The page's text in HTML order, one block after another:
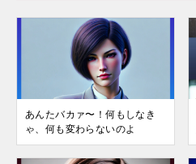
あんたバカァ〜！何もしなき
ゃ、何も変わらないのよ